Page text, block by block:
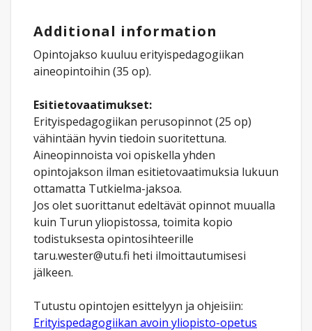
Additional information
Opintojakso kuuluu erityispedagogiikan
aineopintoihin (35 op).
Esitietovaatimukset:
Erityispedagogiikan perusopinnot (25 op)
vähintään hyvin tiedoin suoritettuna.
Aineopinnoista voi opiskella yhden
opintojakson ilman esitietovaatimuksia lukuun
ottamatta Tutkielma-jaksoa.
Jos olet suorittanut edeltävät opinnot muualla
kuin Turun yliopistossa, toimita kopio
todistuksesta opintosihteerille
taru.wester@utu.fi heti ilmoittautumisesi
jälkeen.
Erityispedagogiikan avoin yliopisto-opetus